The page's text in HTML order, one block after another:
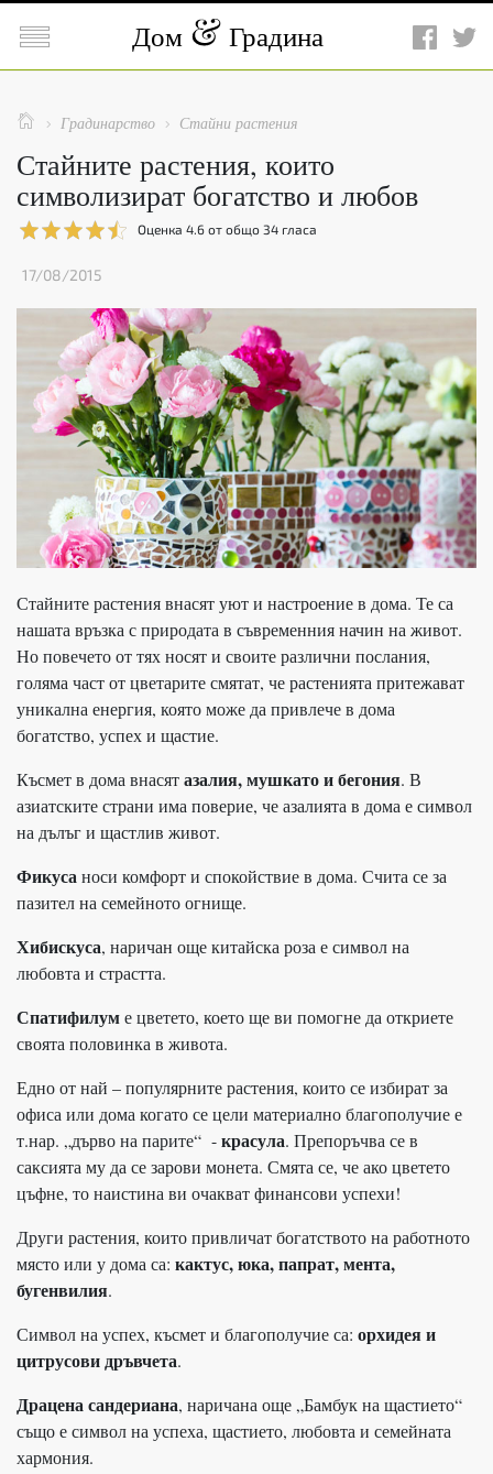
 Дом Градина
  Градинарство  Стайни растения
Стайните растения, които
символизират богатство и любов
Оценка 4.6 от общо 34 гласа
17/08/2015
Стайните растения внасят уют и настроение в дома. Те са
нашата връзка с природата в съвременния начин на живот.
Но повечето от тях носят и своите различни послания,
голяма част от цветарите смятат, че растенията притежават
уникална енергия, която може да привлече в дома
богатство, успех и щастие.
Късмет в дома внасятазалия, мушкато и бегония. В
азиатските страни има поверие, че азалията в дома е символ
на дълъг и щастлив живот.
Фикусаноси комфорт и спокойствие в дома. Счита се за
пазител на семейното огнище.
Хибискуса, наричан още китайска роза е символ на
любовта и страстта.
Спатифилуме цветето, което ще ви помогне да откриете
своята половинка в живота.
Едно от най – популярните растения, които се избират за
офиса или дома когато се цели материално благополучие е
т.нар. „дърво на парите“ -красула. Препоръчва се в
саксията му да се зарови монета. Смята се, че ако цветето
цъфне, то наистина ви очакват финансови успехи!
Други растения, които привличат богатството на работното
място или у дома са: кактус, юка, папрат, мента,
бугенвилия.
Символ на успех, късмет и благополучие са: орхидея и
цитрусови дръвчета.
Драцена сандериана, наричана още „Бамбук на щастието“
също е символ на успеха, щастието, любовта и семейната
хармония.